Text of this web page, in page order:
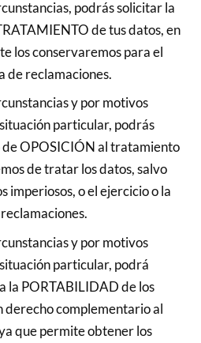
podrás solicitar la
de tus datos, en
los conservaremos para el
de reclamaciones.
y por motivos
particular, podrás
OPOSICIÓN al tratamiento
de tratar los datos, salvo
imperiosos, o el ejercicio o la
y por motivos
particular, podrá
la PORTABILIDAD de los
derecho complementario al
que permite obtener los